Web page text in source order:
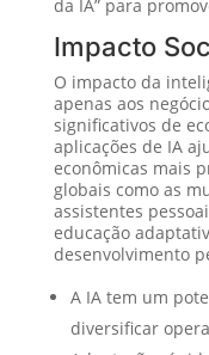
da IA” para
Impacto
O impacto da
apenas aos
significativos de
aplicações de IA
econômicas mais
globais como as
assistentes
educação
desenvolvimento
A IA tem um
diversificar